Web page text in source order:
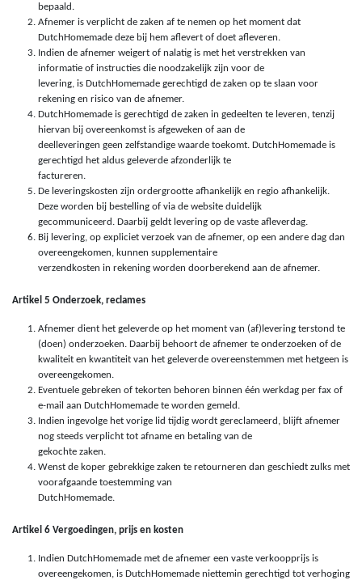
bepaald.
Afnemer is verplicht de zaken af te nemen op het moment dat
DutchHomemade deze bij hem aflevert of doet afleveren.
Indien de afnemer weigert of nalatig is met het verstrekken van
informatie of instructies die noodzakelijk zijn voor de
levering, is DutchHomemade gerechtigd de zaken op te slaan voor
rekening en risico van de afnemer.
DutchHomemade is gerechtigd de zaken in gedeelten te leveren, tenzij
hiervan bij overeenkomst is afgeweken of aan de
deelleveringen geen zelfstandige waarde toekomt. DutchHomemade is
gerechtigd het aldus geleverde afzonderlijk te
factureren.
De leveringskosten zijn ordergrootte afhankelijk en regio afhankelijk.
Deze worden bij bestelling of via de website duidelijk
gecommuniceerd. Daarbij geldt levering op de vaste afleverdag.
Bij levering, op expliciet verzoek van de afnemer, op een andere dag dan
overeengekomen, kunnen supplementaire
verzendkosten in rekening worden doorberekend aan de afnemer.
Artikel 5 Onderzoek, reclames
Afnemer dient het geleverde op het moment van (af)levering terstond te
(doen) onderzoeken. Daarbij behoort de afnemer te onderzoeken of de
kwaliteit en kwantiteit van het geleverde overeenstemmen met hetgeen is
overeengekomen.
Eventuele gebreken of tekorten behoren binnen één werkdag per fax of
e-mail aan DutchHomemade te worden gemeld.
Indien ingevolge het vorige lid tijdig wordt gereclameerd, blijft afnemer
nog steeds verplicht tot afname en betaling van de
gekochte zaken.
Wenst de koper gebrekkige zaken te retourneren dan geschiedt zulks met
voorafgaande toestemming van
DutchHomemade.
Artikel 6 Vergoedingen, prijs en kosten
Indien DutchHomemade met de afnemer een vaste verkoopprijs is
overeengekomen, is DutchHomemade niettemin gerechtigd tot verhoging